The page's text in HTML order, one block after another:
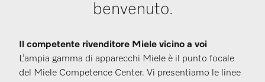
benvenuto.
Il competente rivenditore Miele vicino a voi
L’ampia gamma di apparecchi Miele è il punto focale
del Miele Competence Center. Vi presentiamo le linee